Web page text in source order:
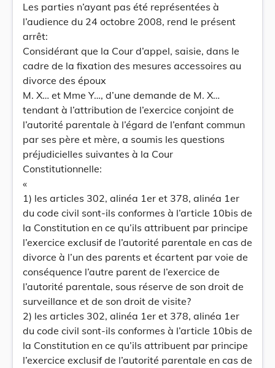
Les parties n’ayant pas été représentées à
l’audience du 24 octobre 2008, rend le présent
arrêt:
Considérant que la Cour d’appel, saisie, dans le
cadre de la fixation des mesures accessoires au
divorce des époux
M. X… et Mme Y…, d’une demande de M. X…
tendant à l’attribution de l’exercice conjoint de
l’autorité parentale à l’égard de l’enfant commun
par ses père et mère, a soumis les questions
préjudicielles suivantes à la Cour
Constitutionnelle:
«
1) les articles 302, alinéa 1er et 378, alinéa 1er
du code civil sont-ils conformes à l’article 10bis de
la Constitution en ce qu’ils attribuent par principe
l’exercice exclusif de l’autorité parentale en cas de
divorce à l’un des parents et écartent par voie de
conséquence l’autre parent de l’exercice de
l’autorité parentale, sous réserve de son droit de
surveillance et de son droit de visite?
2) les articles 302, alinéa 1er et 378, alinéa 1er
du code civil sont-ils conformes à l’article 10bis de
la Constitution en ce qu’ils attribuent par principe
l’exercice exclusif de l’autorité parentale en cas de